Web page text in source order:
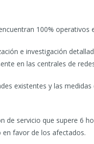
100% operativos
e investigación
en las centrales de
existentes y las
de servicio que supere 6
favor de los afectados.